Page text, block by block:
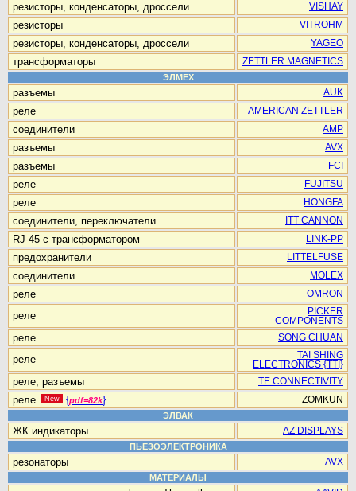
резисторы, конденсаторы, дроссели VISHAY
резисторы VITROHM
резисторы, конденсаторы, дроссели YAGEO
трансформаторы
ZETTLER MAGNETICS
ЭЛМЕХ
разъемы AUK
реле AMERICAN ZETTLER
соединители AMP
разъемы AVX
разъемы FCI
реле FUJITSU
реле HONGFA
соединители, переключатели ITT CANNON
RJ-45 с трансформатором LINK-PP
предохранители LITTELFUSE
соединители MOLEX
реле OMRON
реле
PICKER
COMPONENTS
реле SONG CHUAN
реле
TAI SHING
ELECTRONICS {TTI}
реле, разъемы TE CONNECTIVITY
реле New {pdf=82k}
ZOMKUN
ЭЛВАК
ЖК индикаторы
AZ DISPLAYS
ПЬЕЗОЭЛЕКТРОНИКА
резонаторы
AVX
МАТЕРИАЛЫ